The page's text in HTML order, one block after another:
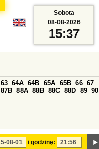
i godzinę:
63 64A 64B 65A 65B 66 67
87B 88A 88B 88C 88D 89 90
Sobota
08-08-2026
15:37